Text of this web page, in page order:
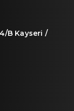
B Kayseri /